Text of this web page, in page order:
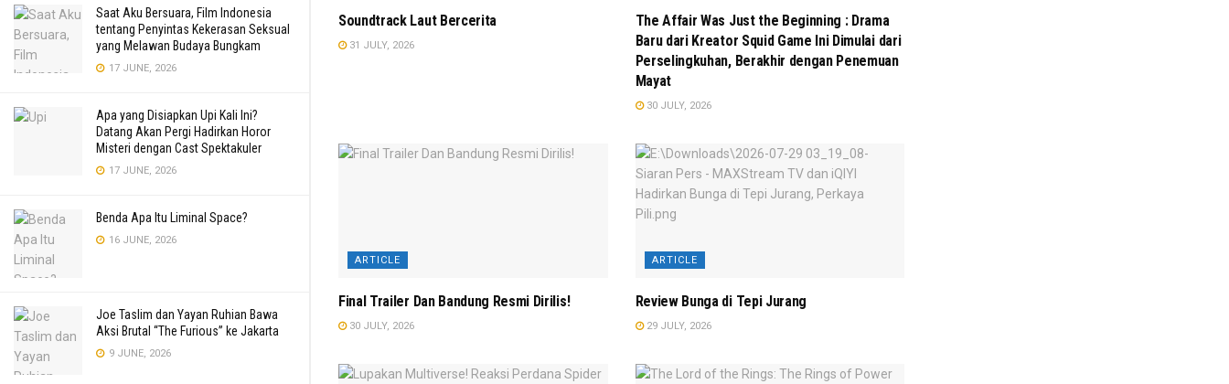
Saat Aku Bersuara, Film Indonesia
tentang Penyintas Kekerasan Seksual
yang Melawan Budaya Bungkam
17 JUNE, 2026
Apa yang Disiapkan Upi Kali Ini?
Datang Akan Pergi Hadirkan Horor
Misteri dengan Cast Spektakuler
17 JUNE, 2026
Benda Apa Itu Liminal Space?
16 JUNE, 2026
Joe Taslim dan Yayan Ruhian Bawa
Aksi Brutal “The Furious” ke Jakarta
9 JUNE, 2026
Soundtrack Laut Bercerita
31 JULY, 2026
The Affair Was Just the Beginning : Drama
Baru dari Kreator Squid Game Ini Dimulai dari
Perselingkuhan, Berakhir dengan Penemuan
Mayat
30 JULY, 2026
ARTICLE
Final Trailer Dan Bandung Resmi Dirilis!
30 JULY, 2026
ARTICLE
Review Bunga di Tepi Jurang
29 JULY, 2026